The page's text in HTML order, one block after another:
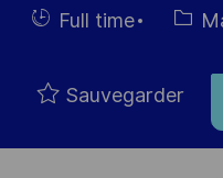
d’affichage
du
HiringFull time
Sauvegarder